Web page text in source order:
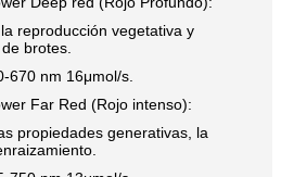
reproducción vegetativa y
brotes.
670 nm 16μmol/s.
Far Red (Rojo intenso):
propiedades generativas, la